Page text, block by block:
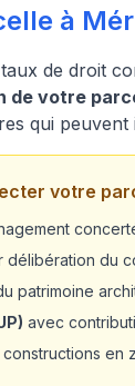
à
de droit
de votre
qui
votre
du
patrimoine
avec
en